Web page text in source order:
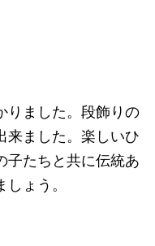
りました。段飾りの
来ました。楽しいひ
子たちと共に伝統あ
ょう。